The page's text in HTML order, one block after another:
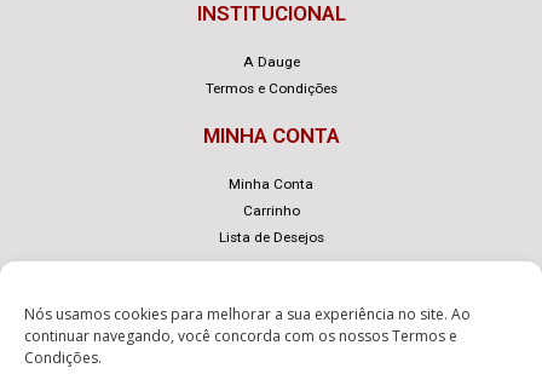
Nós usamos cookies para melhorar a sua experiência no site. Ao
continuar navegando, você concorda com os nossosTermos e
Condições.
INSTITUCIONAL
A Dauge
Termos e Condições
MINHA CONTA
Minha Conta
Carrinho
Lista de Desejos